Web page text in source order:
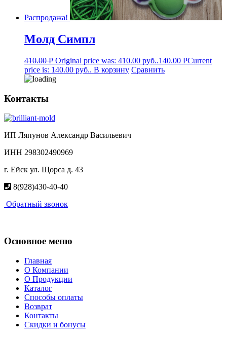
Распродажа!
Молд Симпл
410.00Р Original price was: 410.00 руб..140.00 РCurrent
price is: 140.00 руб.. В корзину Сравнить
Контакты
ИП Ляпунов Александр Васильевич
ИНН 298302490969
г. Ейск ул. Щорса д. 43
8(928)430-40-40
Обратный звонок
Основное меню
Главная
О Компании
О Продукции
Каталог
Способы оплаты
Возврат
Контакты
Скидки и бонусы